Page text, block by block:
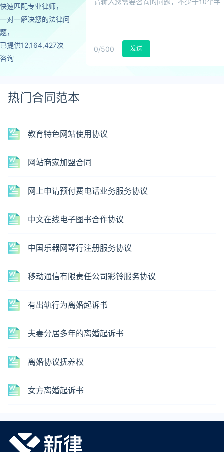
快速匹配专业律师，
一对一解决您的法律问
题，
已提供12,164,427次
咨询
0/500 发送
热门合同范本
教育特色网站使用协议
网站商家加盟合同
网上申请预付费电话业务服务协议
中文在线电子图书合作协议
中国乐器网琴行注册服务协议
移动通信有限责任公司彩铃服务协议
有出轨行为离婚起诉书
夫妻分居多年的离婚起诉书
离婚协议抚养权
女方离婚起诉书